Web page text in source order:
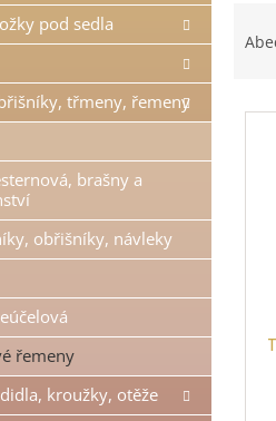
pod sedla
třmeny, řemeny
brašny a
obřišníky, návleky
řemeny
kroužky, otěže
a
nV